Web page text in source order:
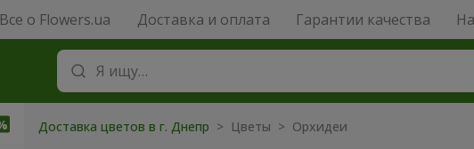
Все о Flowers.ua Доставка и оплата Гарантии качества
Доставка цветов в г. Днепр > Цветы > Орхидеи